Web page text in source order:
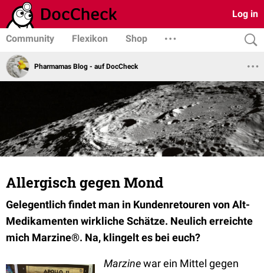
Log in
Community Flexikon Shop
Pharmamas Blog - auf DocCheck
Allergisch gegen Mond
Gelegentlich findet man in Kundenretouren von Alt-
Medikamenten wirkliche Schätze. Neulich erreichte
mich Marzine®. Na, klingelt es bei euch?
Marzinewar ein Mittel gegen